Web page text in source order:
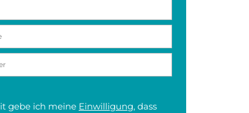
gebe ich meine Einwilligung, dass